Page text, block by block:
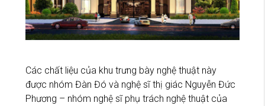
Các chất liệu của khu trưng bày nghệ thuật này
được nhóm Đàn Đó và nghệ sĩ thị giác Nguyễn Đức
Phương – nhóm nghệ sĩ phụ trách nghệ thuật của